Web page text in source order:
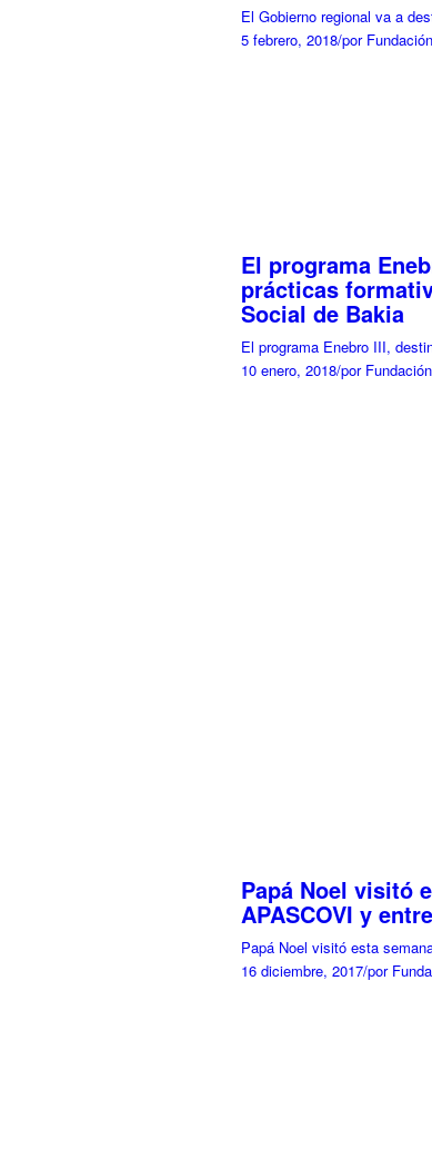
El Gobierno regional va a
5 febrero, 2018/por
El programa
prácticas
Social de Bakia
El programa Enebro III,
10 enero, 2018/por
Papá Noel visitó
APASCOVI y
Papá Noel visitó esta
16 diciembre, 2017/por